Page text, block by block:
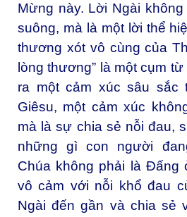
Mừng này. Lời Ngài
suông, mà là một lời thể
thương xót vô cùng của
lòng thương” là một cụm
ra một cảm xúc sâu sắc
Giêsu, một cảm xúc
mà là sự chia sẻ nỗi đau,
những gì con người
Chúa không phải là Đấng
vô cảm với nỗi khổ đau
Ngài đến gần và chia sẻ